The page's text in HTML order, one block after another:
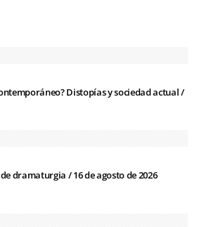
Distopías y sociedad actual /
dramaturgia / 16 de agosto de 2026